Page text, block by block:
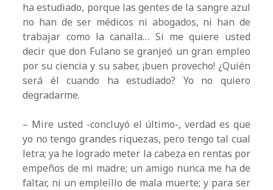
ha estudiado, porque las gentes de la sangre azul
no han de ser médicos ni abogados, ni han de
trabajar como la canalla… Si me quiere usted
decir que don Fulano se granjeó un gran empleo
por su ciencia y su saber, ¡buen provecho! ¿Quién
será él cuando ha estudiado? Yo no quiero
degradarme.
– Mire usted -concluyó el último-, verdad es que
yo no tengo grandes riquezas, pero tengo tal cual
letra; ya he logrado meter la cabeza en rentas por
empeños de mi madre; un amigo nunca me ha de
faltar, ni un empleíllo de mala muerte; y para ser